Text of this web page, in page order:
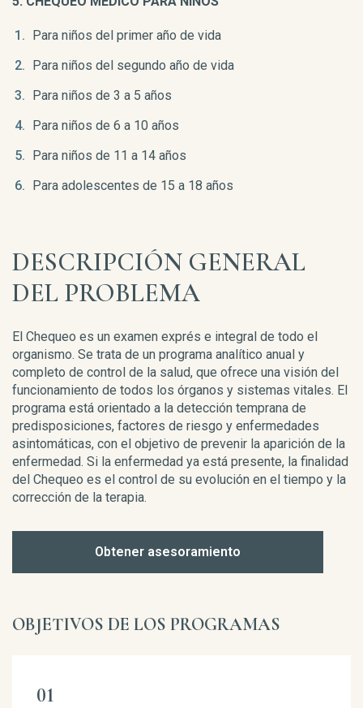
Para niños del primer año de vida
Para niños del segundo año de vida
Para niños de 3 a 5 años
Para niños de 6 a 10 años
Para niños de 11 a 14 años
Para adolescentes de 15 a 18 años
DESCRIPCIÓN GENERAL
DEL PROBLEMA
El Chequeo es un examen exprés e integral de todo el
organismo. Se trata de un programa analítico anual y
completo de control de la salud, que ofrece una visión del
funcionamiento de todos los órganos y sistemas vitales. El
programa está orientado a la detección temprana de
predisposiciones, factores de riesgo y enfermedades
asintomáticas, con el objetivo de prevenir la aparición de la
enfermedad. Si la enfermedad ya está presente, la finalidad
del Chequeo es el control de su evolución en el tiempo y la
corrección de la terapia.
Obtener asesoramiento
OBJETIVOS DE LOS PROGRAMAS